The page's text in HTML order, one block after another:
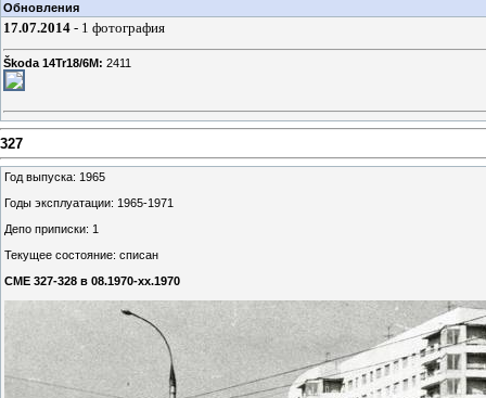
Обновления
17.07.2014 - 1 фотография
Škoda 14Tr18/6M: 2411
327
Год выпуска: 1965
Годы эксплуатации: 1965-1971
Депо приписки: 1
Текущее состояние: списан
СМЕ 327-328 в 08.1970-хх.1970